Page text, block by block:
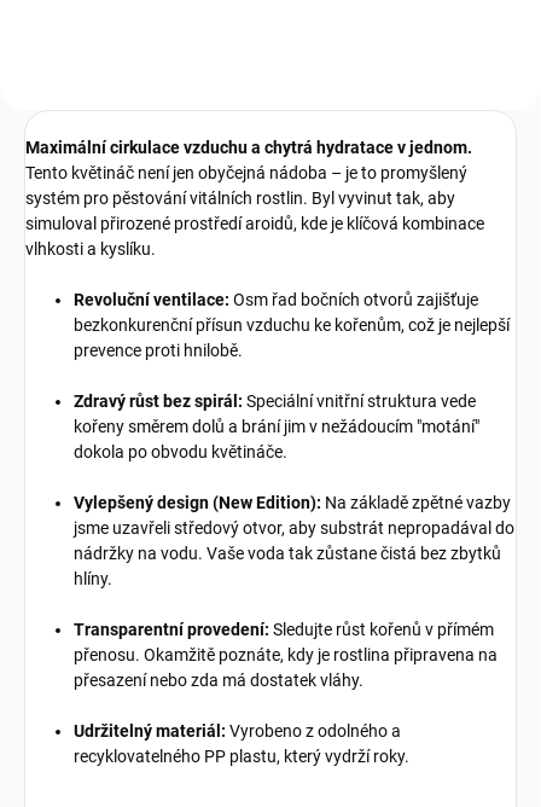
Maximální cirkulace vzduchu a chytrá hydratace v jednom.
Tento květináč není jen obyčejná nádoba – je to promyšlený
systém pro pěstování vitálních rostlin. Byl vyvinut tak, aby
simuloval přirozené prostředí aroidů, kde je klíčová kombinace
vlhkosti a kyslíku.
Revoluční ventilace: Osm řad bočních otvorů zajišťuje
bezkonkurenční přísun vzduchu ke kořenům, což je nejlepší
prevence proti hnilobě.
Zdravý růst bez spirál: Speciální vnitřní struktura vede
kořeny směrem dolů a brání jim v nežádoucím "motání"
dokola po obvodu květináče.
Vylepšený design (New Edition): Na základě zpětné vazby
jsme uzavřeli středový otvor, aby substrát nepropadával do
nádržky na vodu. Vaše voda tak zůstane čistá bez zbytků
hlíny.
Transparentní provedení: Sledujte růst kořenů v přímém
přenosu. Okamžitě poznáte, kdy je rostlina připravena na
přesazení nebo zda má dostatek vláhy.
Udržitelný materiál: Vyrobeno z odolného a
recyklovatelného PP plastu, který vydrží roky.